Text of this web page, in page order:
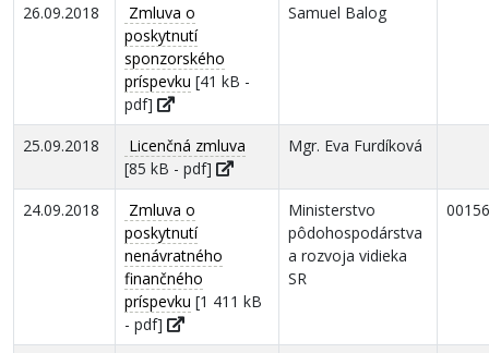
26.09.2018
Zmluva o
poskytnutí
sponzorského
príspevku [41 kB -
pdf]
Samuel Balog
25.09.2018
Licenčná zmluva
[85 kB - pdf]
Mgr. Eva Furdíková
24.09.2018
Zmluva o
poskytnutí
nenávratného
finančného
príspevku [1 411 kB
- pdf]
Ministerstvo
pôdohospodárstva
a rozvoja vidieka
SR